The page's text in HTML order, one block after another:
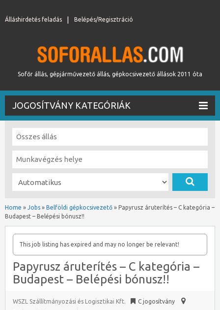
Belépés/Regisztráció
Álláshirdetés feladás
Sofőr állás, gépjárművezető állás, gépkocsivezető állások 2011 óta
JOGOSÍTVÁNY KATEGÓRIÁK
Home » Jobs » Belföldi gépkocsivezető » Papyrusz áruterítés – C kategória –
Budapest – Belépési bónusz!!
This job listing has expired and may no longer be relevant!
Papyrusz áruterítés – C kategória –
Budapest – Belépési bónusz!!
WSZL Szállítmányozási és Logisztikai Kft.
C jogosítvány